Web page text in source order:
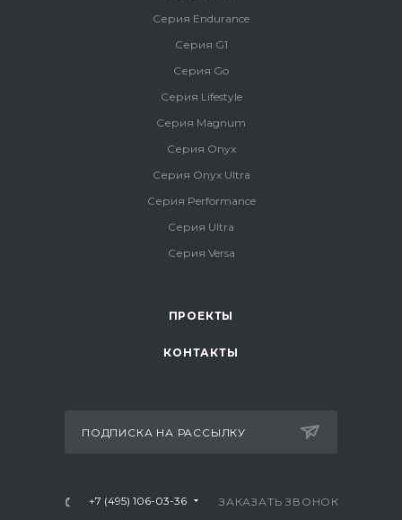
Серия Endurance
Серия G1
Серия Go
Серия Lifestyle
Серия Magnum
Серия Onyx
Серия Onyx Ultra
Серия Performance
Серия Ultra
Серия Versa
ПРОЕКТЫ
КОНТАКТЫ
ПОДПИСКА НА РАССЫЛКУ
+7 (495) 106-03-36 ЗАКАЗАТЬ ЗВОНОК